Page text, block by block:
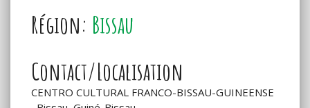
Région: Bissau
Contact/Localisation
CENTRO CULTURAL FRANCO-BISSAU-GUINEENSE